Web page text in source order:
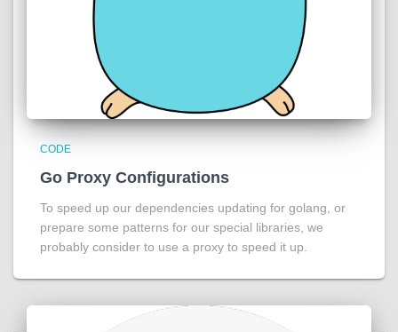
CODE
Go Proxy Configurations
To speed up our dependencies updating for golang, or
prepare some patterns for our special libraries, we
probably consider to use a proxy to speed it up.